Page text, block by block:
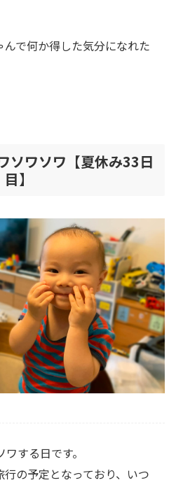
で何か得した気分になれた
ソワソワ【夏休み33日
目】
する日です。
の予定となっており、いつ